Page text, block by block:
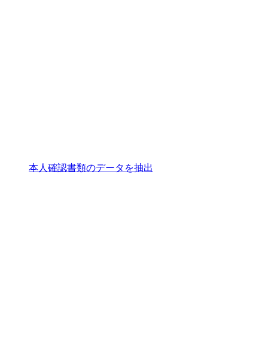
本人確認書類のデータを抽出